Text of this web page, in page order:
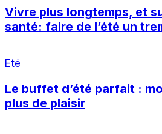
Vivre plus longtemps, et
santé: faire de l’été un
Eté
Le buffet d’été parfait :
plus de plaisir